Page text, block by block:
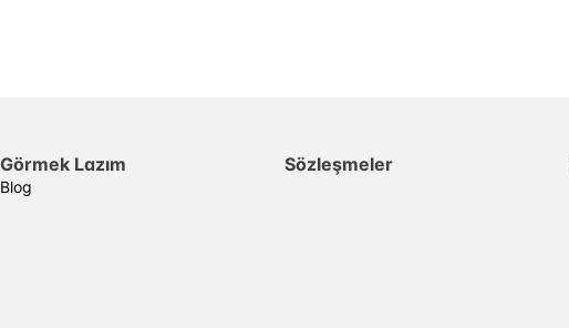
Görmek Lazım
Blog
Sözleşmeler